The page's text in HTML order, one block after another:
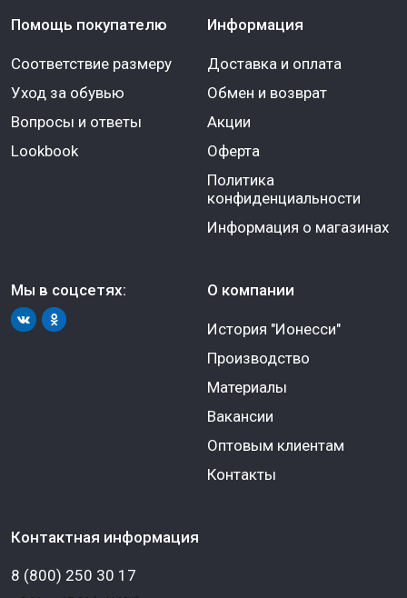
Помощь покупателю
Соответствие размеру
Уход за обувью
Вопросы и ответы
Lookbook
Информация
Доставка и оплата
Обмен и возврат
Акции
Оферта
Политика
конфиденциальности
Информация о магазинах
Мы в соцсетях: О компании
История "Ионесси"
Производство
Материалы
Вакансии
Оптовым клиентам
Контакты
Контактная информация
8 (800) 250 30 17